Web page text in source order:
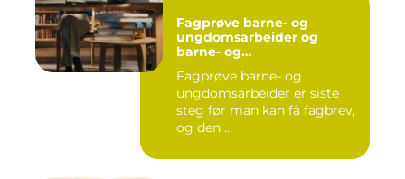
Fagprøve barne- og
ungdomsarbeider og
barne- og
– veien til fagbrev
Fagprøve barne- og
ungdomsarbeider er siste
steg før man kan få fagbrev,
og den ...